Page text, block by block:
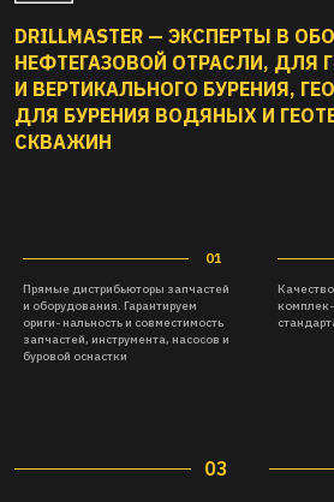
DRILLMASTER — ЭКСПЕРТЫ В
НЕФТЕГАЗОВОЙ ОТРАСЛИ, ДЛЯ
И ВЕРТИКАЛЬНОГО БУРЕНИЯ,
ДЛЯ БУРЕНИЯ ВОДЯНЫХ И
СКВАЖИН
03